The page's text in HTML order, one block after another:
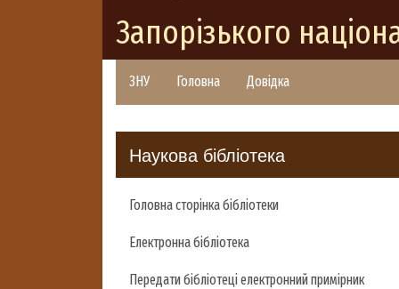
Запорізького
ЗНУ Головна Довідка
Наукова бібліотека
Головна сторінка бібліотеки
Електронна бібліотека
Передати бібліотеці електронний примірник